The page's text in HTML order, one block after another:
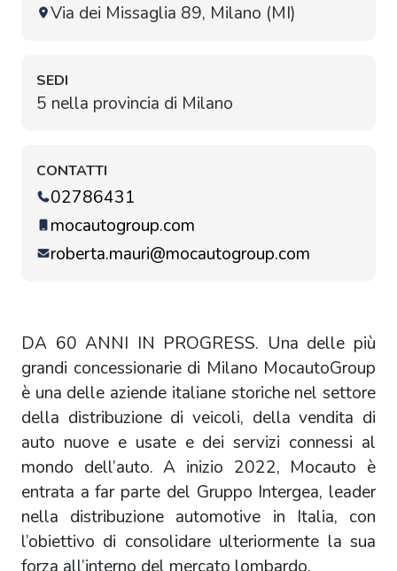
Via dei Missaglia 89, Milano (MI)
SEDI
5 nella provincia di Milano
CONTATTI
02786431
mocautogroup.com
roberta.mauri@mocautogroup.com
DA 60 ANNI IN PROGRESS. Una delle più
grandi concessionarie di Milano MocautoGroup
è una delle aziende italiane storiche nel settore
della distribuzione di veicoli, della vendita di
auto nuove e usate e dei servizi connessi al
mondo dell’auto. A inizio 2022, Mocauto è
entrata a far parte del Gruppo Intergea, leader
nella distribuzione automotive in Italia, con
l’obiettivo di consolidare ulteriormente la sua
forza all’interno del mercato lombardo.